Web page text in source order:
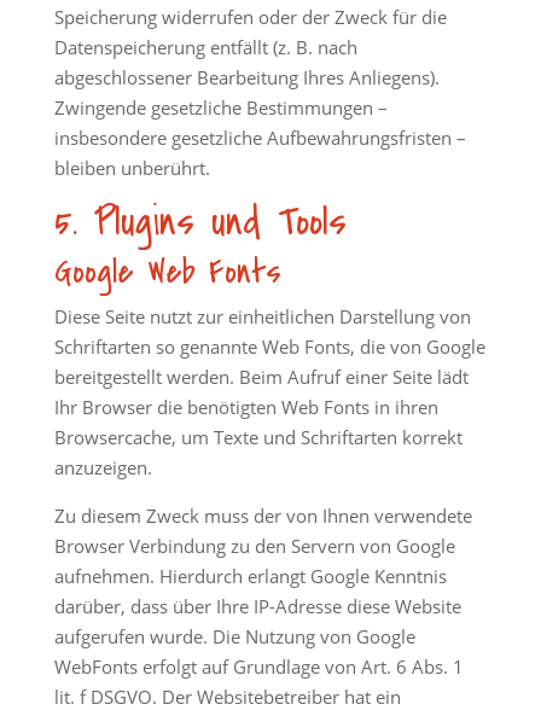
Speicherung widerrufen oder der Zweck für die
Datenspeicherung entfällt (z. B. nach
abgeschlossener Bearbeitung Ihres Anliegens).
Zwingende gesetzliche Bestimmungen –
insbesondere gesetzliche Aufbewahrungsfristen –
bleiben unberührt.
5. Plugins und Tools
Google Web Fonts
Diese Seite nutzt zur einheitlichen Darstellung von
Schriftarten so genannte Web Fonts, die von Google
bereitgestellt werden. Beim Aufruf einer Seite lädt
Ihr Browser die benötigten Web Fonts in ihren
Browsercache, um Texte und Schriftarten korrekt
anzuzeigen.
Zu diesem Zweck muss der von Ihnen verwendete
Browser Verbindung zu den Servern von Google
aufnehmen. Hierdurch erlangt Google Kenntnis
darüber, dass über Ihre IP-Adresse diese Website
aufgerufen wurde. Die Nutzung von Google
WebFonts erfolgt auf Grundlage von Art. 6 Abs. 1
lit. f DSGVO. Der Websitebetreiber hat ein